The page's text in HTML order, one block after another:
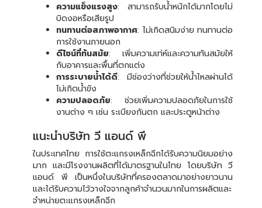
ความแข็งแรงสูง: สามารถรับน้ำหนักได้มากโดยไม่
บิดงอหรือเสียรูป
ทนทานต่อสภาพอากาศ: ไม่เกิดสนิมง่าย ทนทานต่อ
การใช้งานภายนอก
ดีไซน์ที่ทันสมัย: เพิ่มความเท่ห์และความทันสมัยให้
กับอาคารและพื้นที่ตกแต่ง
การระบายน้ำได้ดี: มีช่องว่างที่ช่วยให้น้ำไหลผ่านได้
ไม่เกิดน้ำขัง
ความปลอดภัย: ช่วยเพิ่มความปลอดภัยในการใช้
งานต่าง ๆ เช่น ระเบียงกันตก และประตูหน้าต่าง
แนะนำบริษัท วี แอนด์ พี
ในประเทศไทย การใช้ตะแกรงเหล็กฉีกได้รับความนิยมอย่าง
มาก และมีโรงงานผลิตที่ได้มาตรฐานในไทย โดยบริษัท วี
แอนด์ พี เป็นหนึ่งในบริษัทที่ครองตลาดมาอย่างยาวนาน
และได้รับความไว้วางใจจากลูกค้าจำนวนมากในการผลิตและ
จำหน่ายตะแกรงเหล็กฉีก